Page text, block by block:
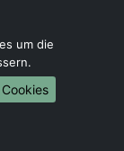
um die